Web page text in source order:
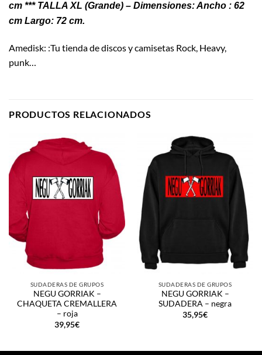
cm *** TALLA XL (Grande) – Dimensiones: Ancho : 62
cm Largo: 72 cm.
Amedisk: :Tu tienda de discos y camisetas Rock, Heavy,
punk…
PRODUCTOS RELACIONADOS
SUDADERAS DE GRUPOS
NEGU GORRIAK –
CHAQUETA CREMALLERA
– roja
39,95€
SUDADERAS DE GRUPOS
NEGU GORRIAK –
SUDADERA – negra
35,95€